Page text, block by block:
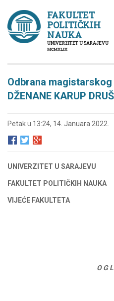
FAKULTET
POLITIČKIH
NAUKA
UNIVERZITET U SARAJEVU
MCMXLIX
Odbrana
DŽENANE KARUP
Petak u 13:24, 14. Januara 2022.
UNIVERZITET U SARAJEVU
FAKULTET POLITIČKIH NAUKA
VIJEĆE FAKULTETA
O G